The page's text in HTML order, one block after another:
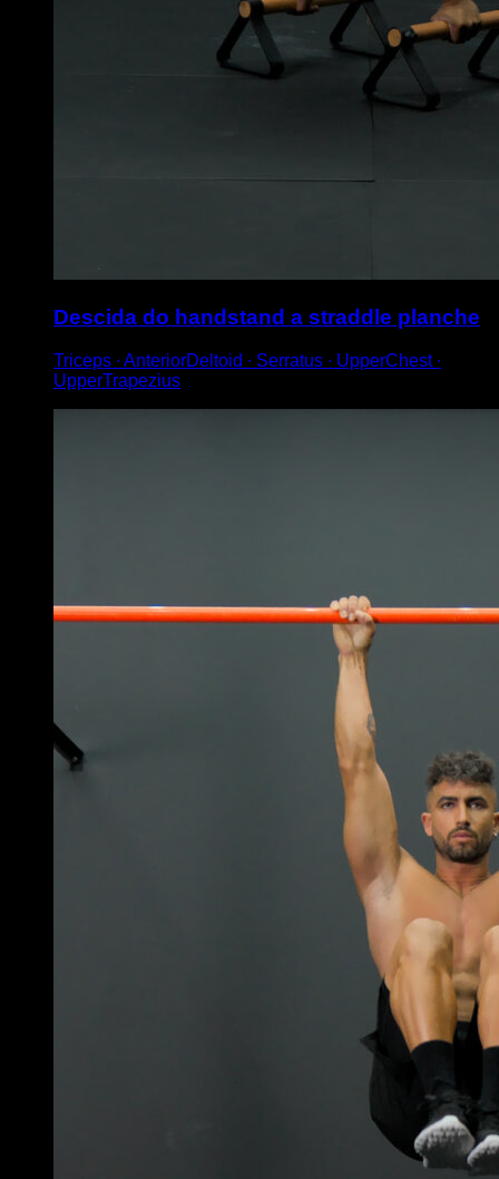
Descida do handstand a straddle planche
Triceps ∙ AnteriorDeltoid ∙ Serratus ∙ UpperChest ∙
UpperTrapezius